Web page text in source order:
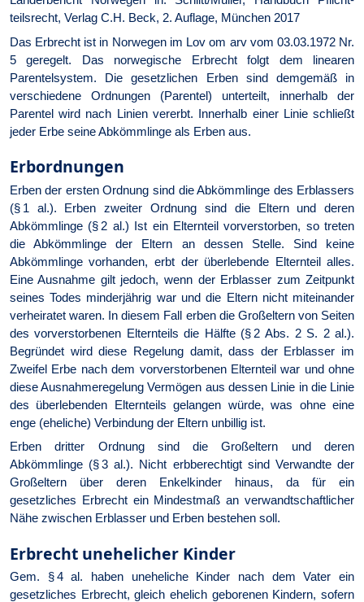
teilsrecht, Verlag C.H. Beck, 2. Auflage, München 2017
Das Erbrecht ist in Norwegen im Lov om arv vom 03.03.1972 Nr.
5 geregelt. Das norwegische Erbrecht folgt dem linearen
Parentelsystem. Die gesetzlichen Erben sind demgemäß in
verschiedene Ordnungen (Parentel) unterteilt, innerhalb der
Parentel wird nach Linien vererbt. Innerhalb einer Linie schließt
jeder Erbe seine Abkömmlinge als Erben aus.
Erbordnungen
Erben der ersten Ordnung sind die Abkömmlinge des Erblassers
(§ 1 al.). Erben zweiter Ordnung sind die Eltern und deren
Abkömmlinge (§ 2 al.) Ist ein Elternteil vorverstorben, so treten
die Abkömmlinge der Eltern an dessen Stelle. Sind keine
Abkömmlinge vorhanden, erbt der überlebende Elternteil alles.
Eine Ausnahme gilt jedoch, wenn der Erblasser zum Zeitpunkt
seines Todes minderjährig war und die Eltern nicht miteinander
verheiratet waren. In diesem Fall erben die Großeltern von Seiten
des vorverstorbenen Elternteils die Hälfte (§ 2 Abs. 2 S. 2 al.).
Begründet wird diese Regelung damit, dass der Erblasser im
Zweifel Erbe nach dem vorverstorbenen Elternteil war und ohne
diese Ausnahmeregelung Vermögen aus dessen Linie in die Linie
des überlebenden Elternteils gelangen würde, was ohne eine
enge (eheliche) Verbindung der Eltern unbillig ist.
Erben dritter Ordnung sind die Großeltern und deren
Abkömmlinge (§ 3 al.). Nicht erbberechtigt sind Verwandte der
Großeltern über deren Enkelkinder hinaus, da für ein
gesetzliches Erbrecht ein Mindestmaß an verwandtschaftlicher
Nähe zwischen Erblasser und Erben bestehen soll.
Erbrecht unehelicher Kinder
Gem. § 4 al. haben uneheliche Kinder nach dem Vater ein
gesetzliches Erbrecht, gleich ehelich geborenen Kindern, sofern